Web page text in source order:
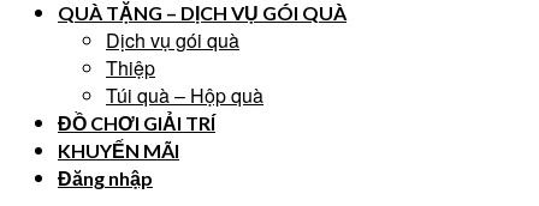
QUÀ TẶNG – DỊCH VỤ GÓI QUÀ
Dịch vụ gói quà
Thiệp
Túi quà – Hộp quà
ĐỒ CHƠI GIẢI TRÍ
KHUYẾN MÃI
Đăng nhập